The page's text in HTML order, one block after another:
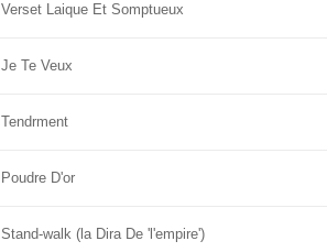
Verset Laique Et Somptueux
Je Te Veux
Tendrment
Poudre D'or
Stand-walk (la Dira De 'l'empire')